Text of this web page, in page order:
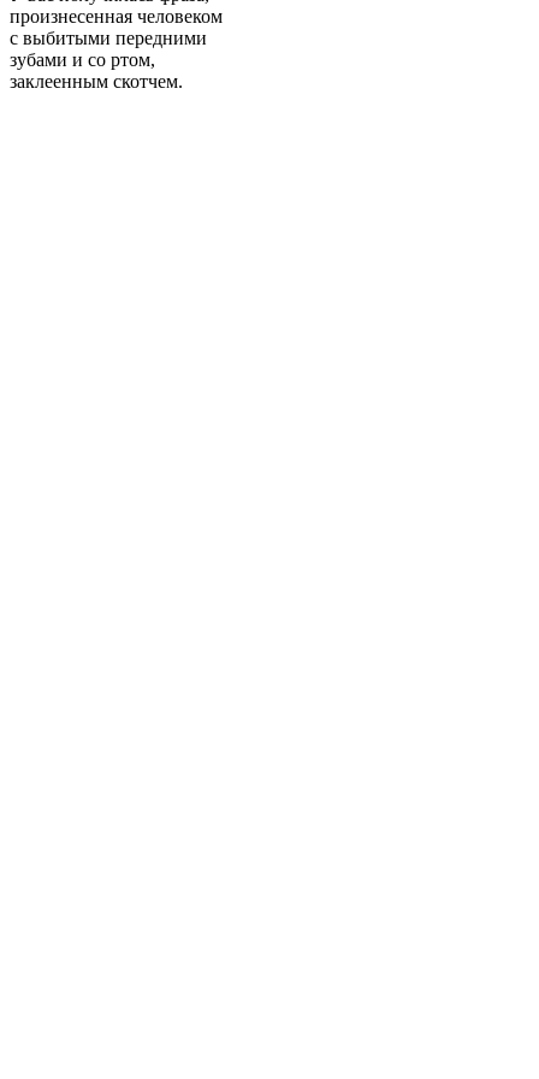
произнесенная человеком
с выбитыми передними
зубами и со ртом,
заклеенным скотчем.